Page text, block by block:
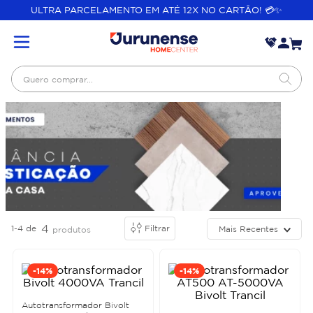
ULTRA PARCELAMENTO EM ATÉ 12X NO CARTÃO! 💳✨
Quero comprar...
1-4 de 4 produtos Filtrar Mais Recentes
-14%
Autotransformador Bivolt
-14%